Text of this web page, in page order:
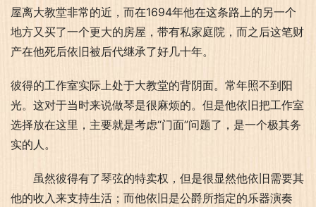
屋离大教堂非常的近，而在1694年他在这条路上的另一个
地方又买了一个更大的房屋，带有私家庭院，而之后这笔财
产在他死后依旧被后代继承了好几十年。
彼得的工作室实际上处于大教堂的背阴面。常年照不到阳
光。这对于当时来说做琴是很麻烦的。但是他依旧把工作室
选择放在这里，主要就是考虑“门面”问题了，是一个极其务
实的人。
虽然彼得有了琴弦的特卖权，但是很显然他依旧需要其
他的收入来支持生活；而他依旧是公爵所指定的乐器演奏